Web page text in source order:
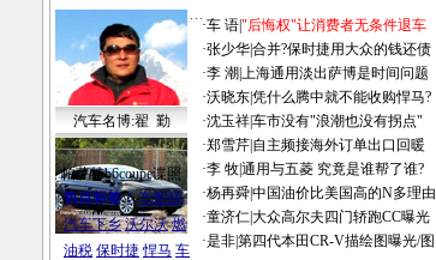
汽车名博:翟 勤
帕萨特b6coupe谍照
·车 语|"后悔权"让消费者无条件退车
·张少华|合并?保时捷用大众的钱还债
·李 潮 上海通用淡出萨博是时间问题
·沃晓东|凭什么腾中就不能收购悍马?
·沈玉祥|车市没有"浪潮也没有拐点"
·郑雪芹| 自主频接海外订单出口回暖
·李 牧|通用与五菱 究竟是谁帮了谁?
·杨再舜|中国油价比美国高的N多理由
·童济仁|大众高尔夫四门轿跑CC曝光
·是非|第四代本田CR-V描绘图曝光/图
热点标签： 车船税
汽车下乡 沃尔沃 燃
油税 保时捷 悍马 车